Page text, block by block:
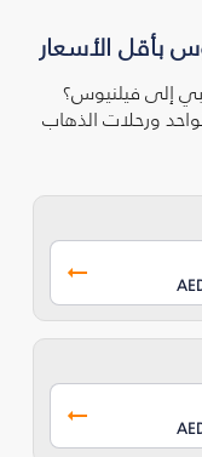
بأقل الأسعار
إلى فيلنيوس؟
ورحلات الذهاب